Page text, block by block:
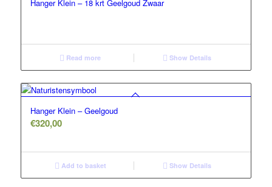
Hanger Klein – 18 krt Geelgoud Zwaar
Read more Show Details
Hanger Klein – Geelgoud
€320,00
Add to basket Show Details